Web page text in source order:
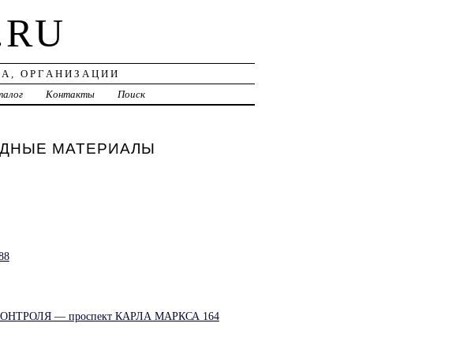
ОРГАНИЗАЦИИ
Контакты Поиск
МАТЕРИАЛЫ
— проспект КАРЛА МАРКСА 164